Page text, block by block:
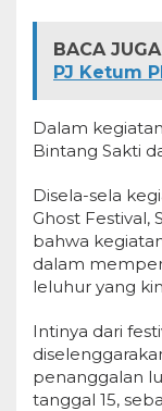
BACA
PJ Ketum
Dalam
Bintang Sakti
Disela-sela
Ghost Festival,
bahwa
dalam
leluhur yang
Intinya dari
penanggalan
tanggal 15,